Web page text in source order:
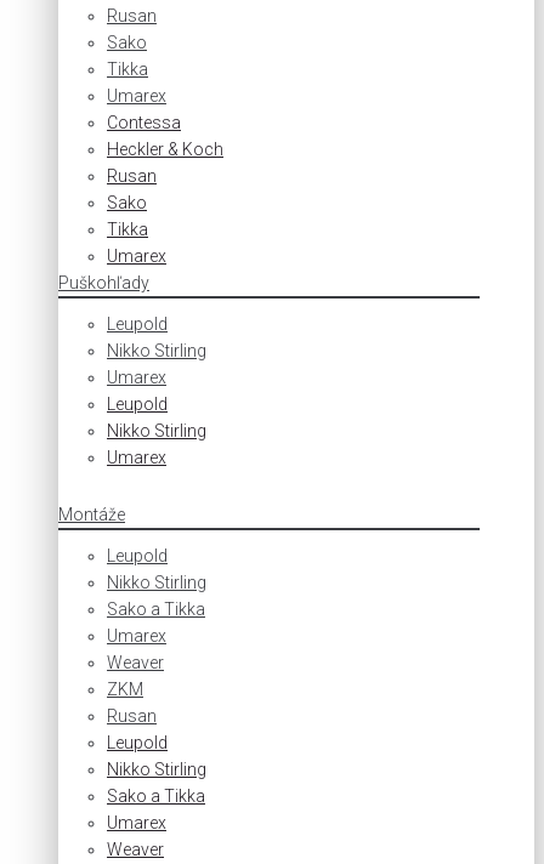
Rusan
Sako
Tikka
Umarex
Contessa
Heckler & Koch
Rusan
Sako
Tikka
Umarex
Puškohľady
Leupold
Nikko Stirling
Umarex
Leupold
Nikko Stirling
Umarex
Montáže
Leupold
Nikko Stirling
Sako a Tikka
Umarex
Weaver
ZKM
Rusan
Leupold
Nikko Stirling
Sako a Tikka
Umarex
Weaver